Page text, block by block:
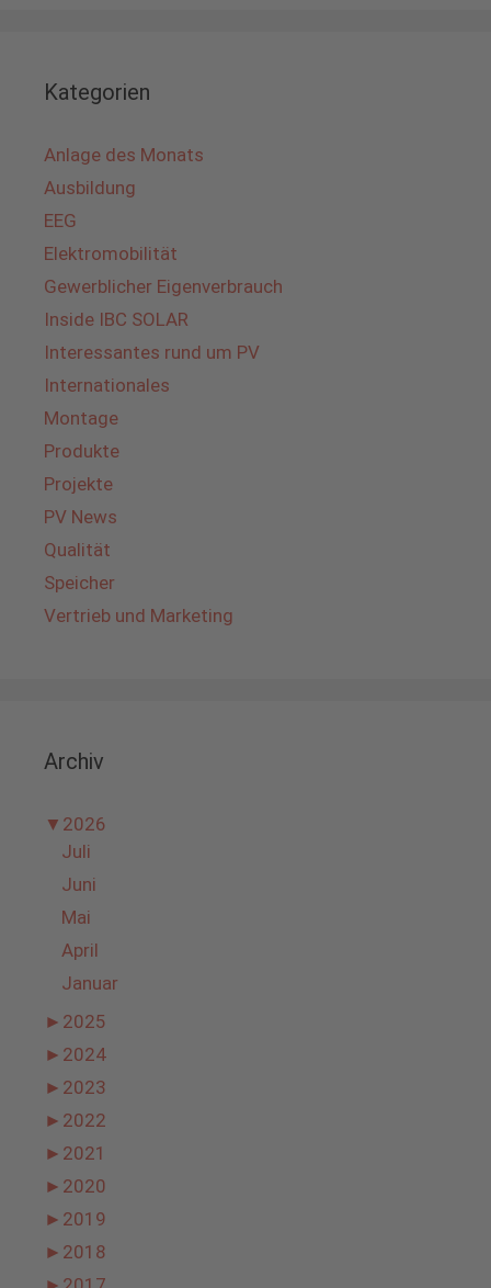
Kategorien
Anlage des Monats
Ausbildung
EEG
Elektromobilität
Gewerblicher Eigenverbrauch
Inside IBC SOLAR
Interessantes rund um PV
Internationales
Montage
Produkte
Projekte
PV News
Qualität
Speicher
Vertrieb und Marketing
Archiv
▼ 2026
Juli
Juni
Mai
April
Januar
► 2025
► 2024
► 2023
► 2022
► 2021
► 2020
► 2019
► 2018